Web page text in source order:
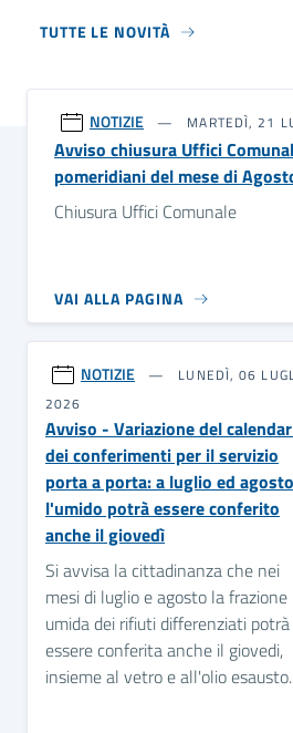
TUTTE LE NOVITÀ
NOTIZIE MARTEDÌ, 21
Avviso chiusura Uffici
pomeridiani del mese di
Chiusura Uffici Comunale
VAI ALLA PAGINA
NOTIZIE
LUNEDÌ, 06
2026
Avviso - Variazione del
dei conferimenti per il servizio
porta a porta: a luglio ed agosto
l'umido potrà essere conferito
anche il giovedì
Si avvisa la cittadinanza che nei
mesi di luglio e agosto la frazione
umida dei rifiuti differenziati potrà
essere conferita anche il giovedi,
insieme al vetro e all'olio esausto.